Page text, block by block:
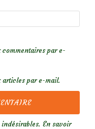
par e-
articles par e-mail.
En savoir